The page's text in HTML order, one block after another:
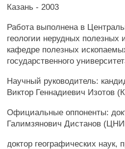
Казань - 2003
Работа выполнена в
геологии нерудных
кафедре полезных
государственного
Научный руководитель:
Виктор Геннадиевич Изотов
Официальные оппоненты:
Галимзянович Дистанов
доктор географических